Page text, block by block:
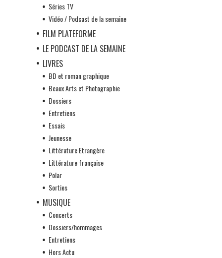
Séries TV
Vidéo / Podcast de la semaine
FILM PLATEFORME
LE PODCAST DE LA SEMAINE
LIVRES
BD et roman graphique
Beaux Arts et Photographie
Dossiers
Entretiens
Essais
Jeunesse
Littérature Etrangère
Littérature française
Polar
Sorties
MUSIQUE
Concerts
Dossiers/hommages
Entretiens
Hors Actu